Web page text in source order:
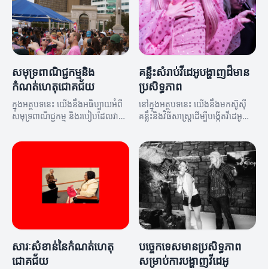
សមុទ្រពាណិជ្ជកម្មនិង
កំណត់ហេតុជោគជ័យ
ក្នុងអត្ថបទនេះ យើងនឹងអធិប្បាយអំពី
សមុទ្រពាណិជ្ជកម្ម និងរបៀបដែលវា
ជោគជ័យរបស់អ្នក។
សារៈសំខាន់នៃកំណត់ហេតុ
ជោគជ័យ
គន្លឹះសំរាប់វីដេអូបង្ហាញដ៏មាន
ប្រសិទ្ធភាព
នៅក្នុងអត្ថបទនេះ យើងនឹងមកស៊ូស៊ី
គន្លឹះនិងវិធីសាស្ត្រដើម្បីបង្កើតវីដេអូ
បច្ចេកទេសមានប្រសិទ្ធភាព
សម្រាប់ការបង្ហាញវីដេអូ